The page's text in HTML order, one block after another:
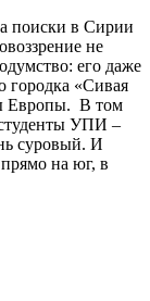
поиски в Сирии
не
его даже
городка «Сивая
Европы. В том
УПИ –
суровый. И
на юг, в